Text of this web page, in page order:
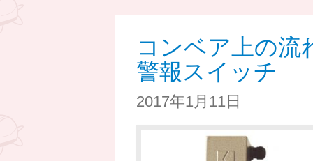
コンベア上の流
警報スイッチ
2017年1月11日